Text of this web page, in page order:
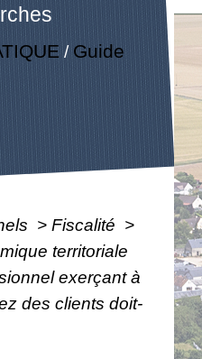
/ Guide
> Fiscalité >
territoriale
exerçant à
des clients doit-